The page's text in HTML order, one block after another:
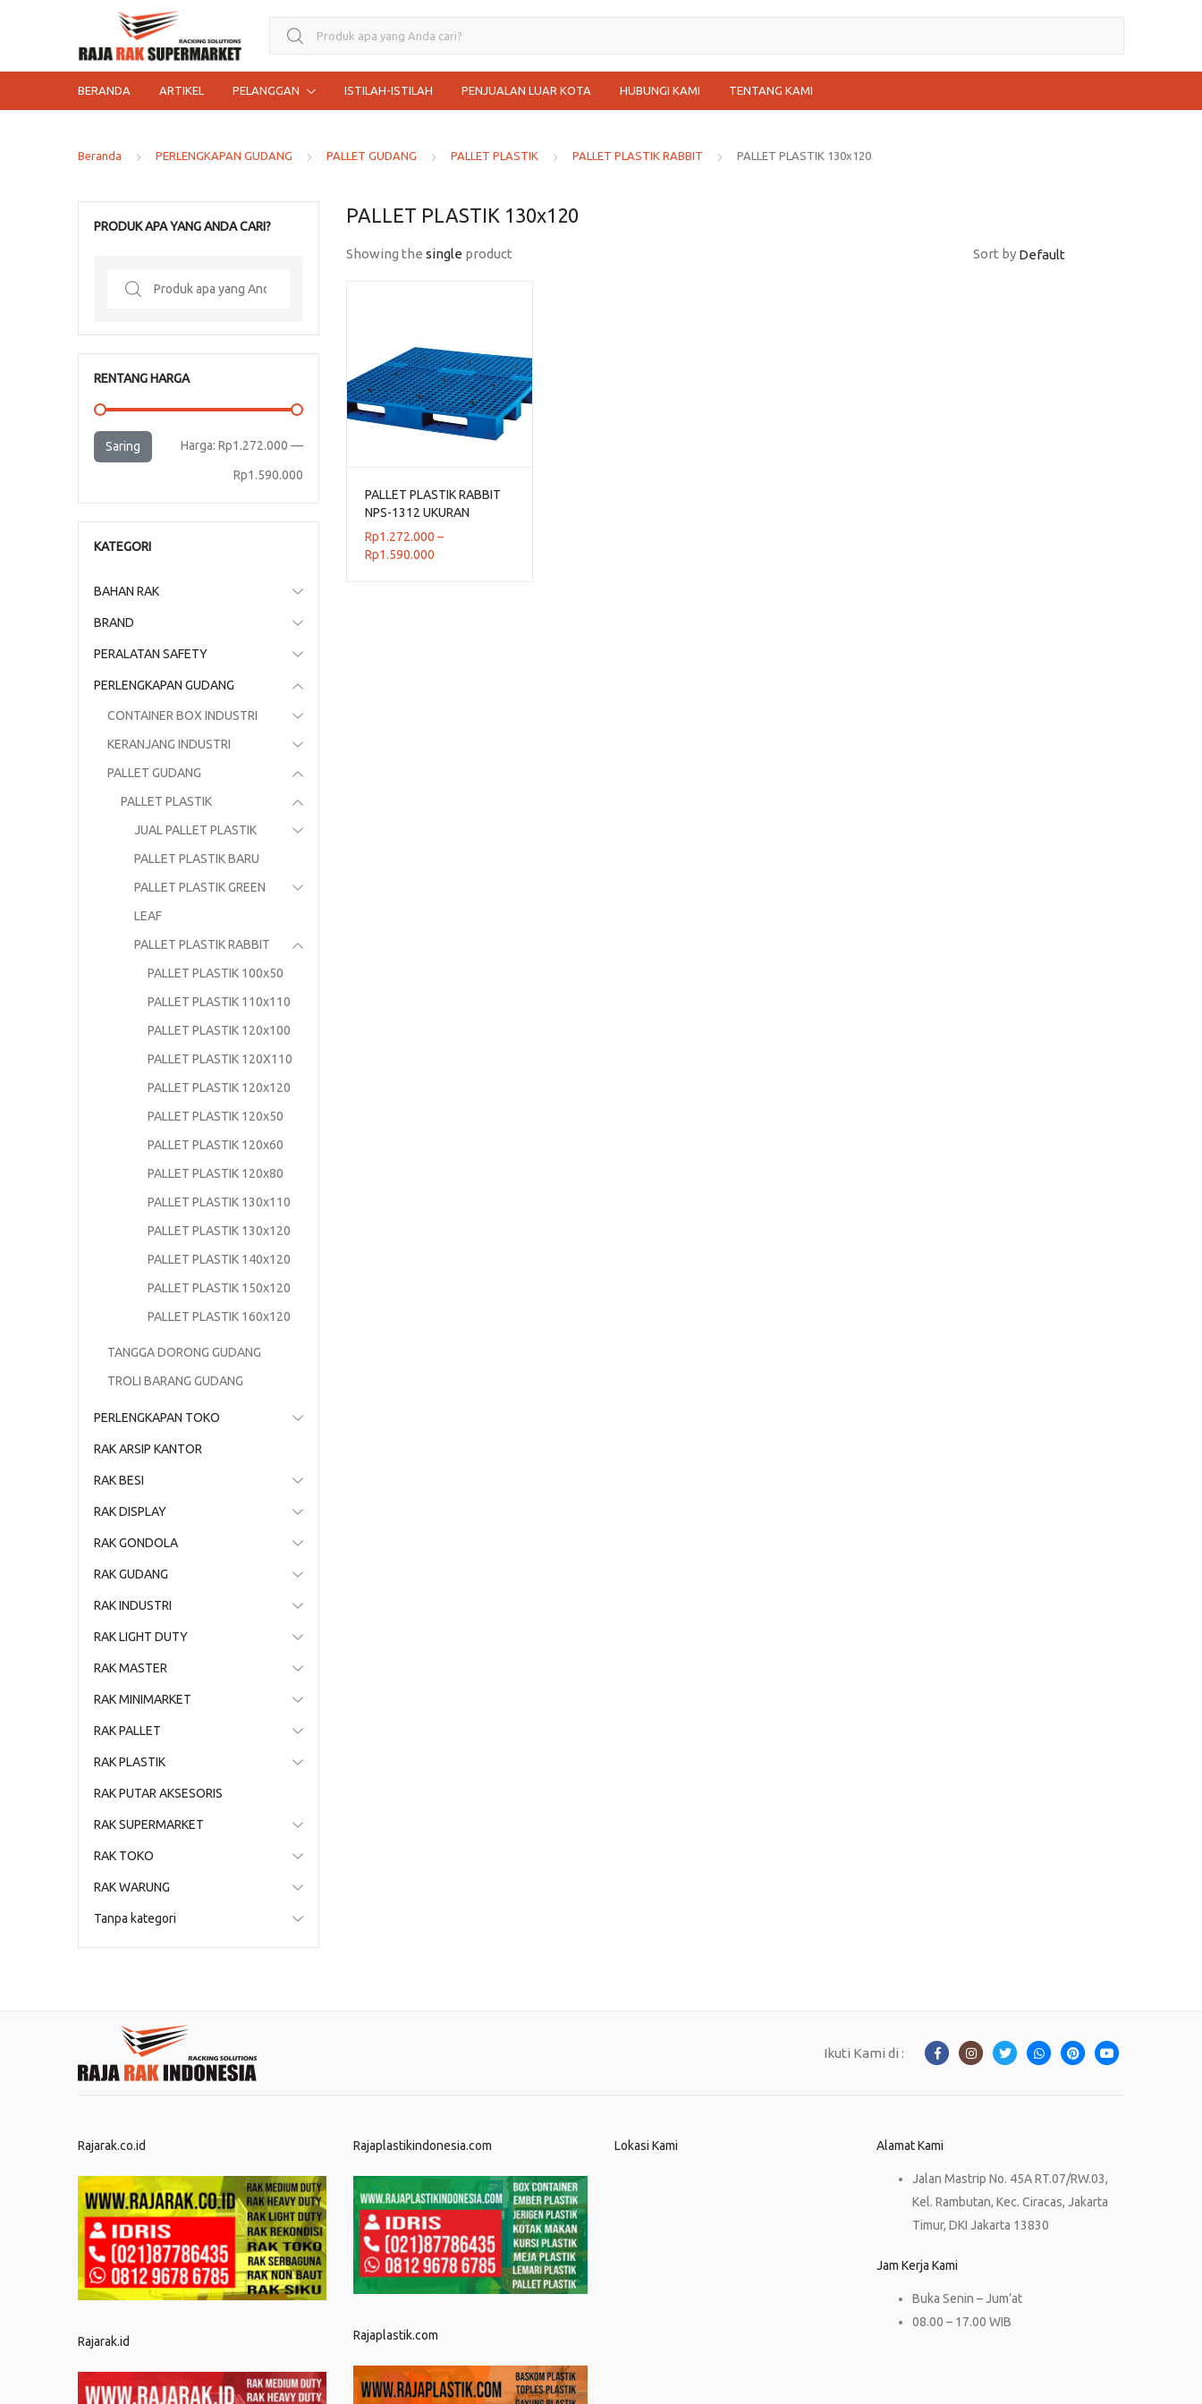
Search for:
BERANDA ARTIKEL PELANGGAN ISTILAH-ISTILAH PENJUALAN LUAR KOTA HUBUNGI KAMI TENTANG KAMI
Beranda PERLENGKAPAN GUDANG PALLET GUDANG PALLET PLASTIK PALLET PLASTIK RABBIT PALLET PLASTIK 130x120
PALLET PLASTIK 130x120
Showing the single product Sort by
PALLET PLASTIK RABBIT
NPS-1312 UKURAN
130x120x13,2 CM
Rp1.272.000 –
Rp1.590.000
PRODUK APA YANG ANDA CARI?
Search
RENTANG HARGA
Harga
Harga
Saring Harga: Rp1.272.000 —
Rp1.590.000
KATEGORI
BAHAN RAK
BRAND
PERALATAN SAFETY
PERLENGKAPAN GUDANG
CONTAINER BOX INDUSTRI
KERANJANG INDUSTRI
PALLET GUDANG
PALLET PLASTIK
JUAL PALLET PLASTIK
PALLET PLASTIK BARU
PALLET PLASTIK GREEN
LEAF
PALLET PLASTIK RABBIT
PALLET PLASTIK 100x50
PALLET PLASTIK 110x110
PALLET PLASTIK 120x100
PALLET PLASTIK 120X110
PALLET PLASTIK 120x120
PALLET PLASTIK 120x50
PALLET PLASTIK 120x60
PALLET PLASTIK 120x80
PALLET PLASTIK 130x110
PALLET PLASTIK 130x120
PALLET PLASTIK 140x120
PALLET PLASTIK 150x120
PALLET PLASTIK 160x120
TANGGA DORONG GUDANG
TROLI BARANG GUDANG
PERLENGKAPAN TOKO
RAK ARSIP KANTOR
RAK BESI
RAK DISPLAY
RAK GONDOLA
RAK GUDANG
RAK INDUSTRI
RAK LIGHT DUTY
RAK MASTER
RAK MINIMARKET
RAK PALLET
RAK PLASTIK
RAK PUTAR AKSESORIS
RAK SUPERMARKET
RAK TOKO
RAK WARUNG
Tanpa kategori
Ikuti Kami di :
Rajarak.co.id
Rajarak.id
Rajaplastikindonesia.com
Rajaplastik.com
Lokasi Kami Alamat Kami
Jalan Mastrip No. 45A RT.07/RW.03,
Kel. Rambutan, Kec. Ciracas, Jakarta
Timur, DKI Jakarta 13830
Jam Kerja Kami
Buka Senin – Jum’at
08.00 – 17.00 WIB